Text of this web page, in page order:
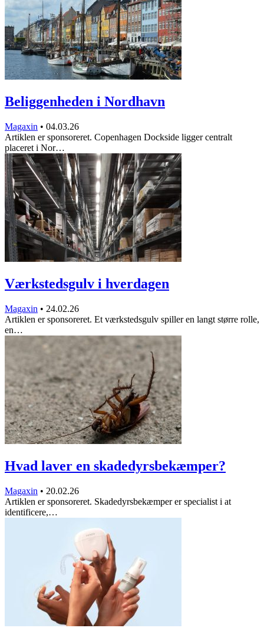
Beliggenheden i Nordhavn
Magaxin • 04.03.26
Artiklen er sponsoreret. Copenhagen Dockside ligger centralt
placeret i Nor…
Værkstedsgulv i hverdagen
Magaxin • 24.02.26
Artiklen er sponsoreret. Et værkstedsgulv spiller en langt større rolle,
en…
Hvad laver en skadedyrsbekæmper?
Magaxin • 20.02.26
Artiklen er sponsoreret. Skadedyrsbekæmper er specialist i at
identificere,…